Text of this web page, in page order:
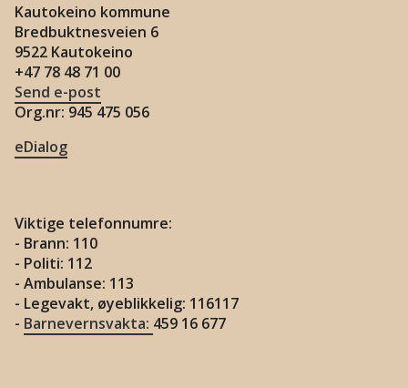
Kautokeino kommune
Bredbuktnesveien 6
9522 Kautokeino
+47 78 48 71 00
Send e-post
Org.nr: 945 475 056
eDialog
Viktige telefonnumre:
- Brann: 110
- Politi: 112
- Ambulanse: 113
- Legevakt, øyeblikkelig: 116117
- Barnevernsvakta: 459 16 677